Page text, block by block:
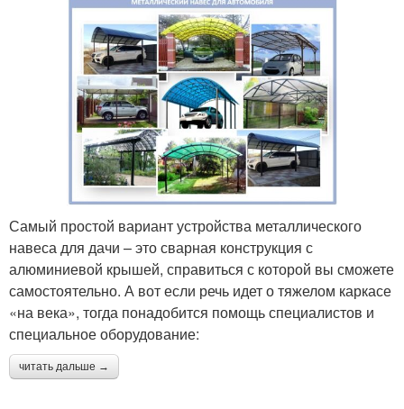
Самый простой вариант устройства металлического
навеса для дачи – это сварная конструкция с
алюминиевой крышей, справиться с которой вы сможете
самостоятельно. А вот если речь идет о тяжелом каркасе
«на века», тогда понадобится помощь специалистов и
специальное оборудование:
читать дальше →